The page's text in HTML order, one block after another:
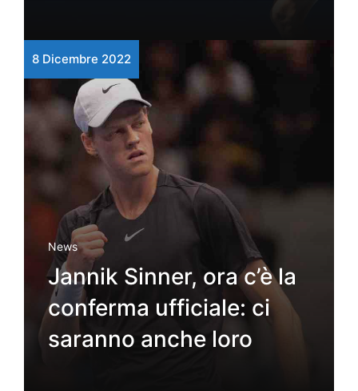
8 Dicembre 2022
News
Jannik Sinner, ora c’è la
conferma ufficiale: ci
saranno anche loro